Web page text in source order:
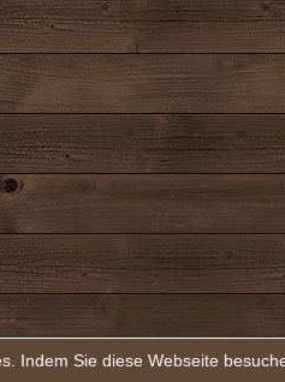
Indem Sie diese Webseite